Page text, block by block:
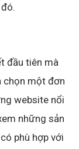
đầu tiên mà
chọn một đơn
website nổi
những sản
phù hợp với